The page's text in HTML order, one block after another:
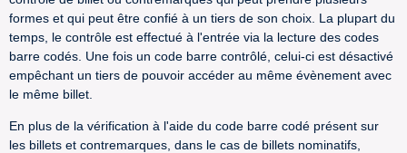
formes et qui peut être confié à un tiers de son choix. La plupart du
temps, le contrôle est effectué à l'entrée via la lecture des codes
barre codés. Une fois un code barre contrôlé, celui-ci est désactivé
empêchant un tiers de pouvoir accéder au même évènement avec
le même billet.
En plus de la vérification à l'aide du code barre codé présent sur
les billets et contremarques, dans le cas de billets nominatifs,